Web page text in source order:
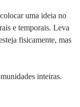
uma ideia no
e temporais. Leva
fisicamente, mas
inteiras.